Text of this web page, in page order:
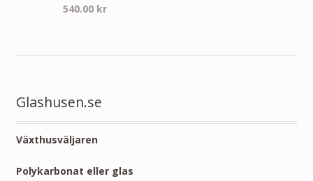
540.00 kr
Glashusen.se
Växthusväljaren
Polykarbonat eller glas